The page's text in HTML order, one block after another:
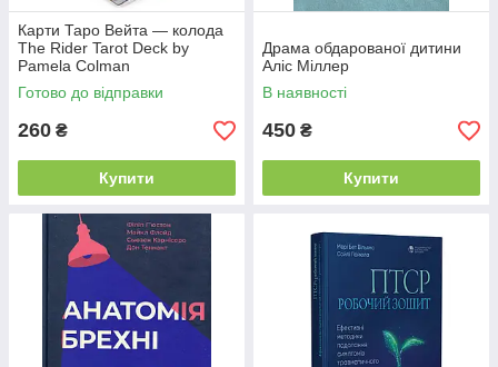
Карти Таро Вейта — колода
The Rider Tarot Deck by
Pamela Colman
Готово до відправки
260 ₴
Купити
Драма обдарованої дитини
Аліс Міллер
В наявності
450 ₴
Купити